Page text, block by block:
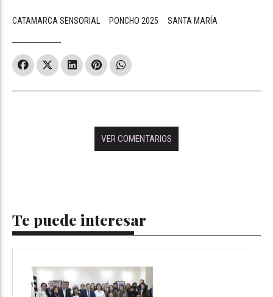
CATAMARCA SENSORIAL PONCHO 2025 SANTA MARÍA
VER COMENTARIOS
Te puede interesar